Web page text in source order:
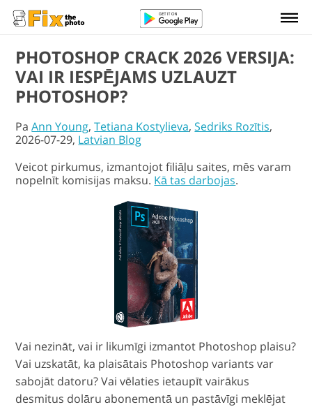
PHOTOSHOP CRACK 2026 VERSIJA:
VAI IR IESPĒJAMS UZLAUZT
PHOTOSHOP?
PaAnn Young,Tetiana Kostylieva,Sedriks Rozītis,
2026-07-29, Latvian Blog
Veicot pirkumus, izmantojot filiāļu saites, mēs varam
nopelnīt komisijas maksu. Kā tas darbojas.
Vai nezināt, vai ir likumīgi izmantot Photoshop plaisu?
Vai uzskatāt, ka plaisātais Photoshop variants var
sabojāt datoru? Vai vēlaties ietaupīt vairākus
desmitus dolāru abonementā un pastāvīgi meklējat